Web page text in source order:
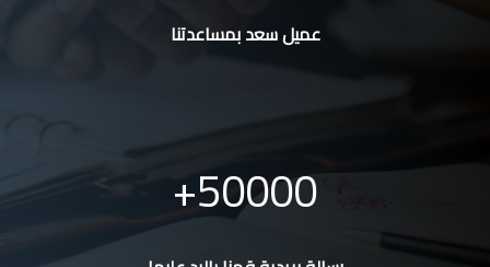
عميل سعد بمساعدتنا
50000